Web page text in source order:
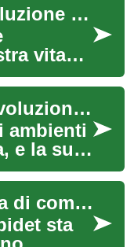
WC e Bidet: Un'Evoluzione nel Comfort del Bagno
vita
degli
i design
Il WC Bidet: Una Rivoluzione nel Comfort del Bagno
ambienti
e la sua
nostra
WC Bidet: nuova era di comfort e igiene
sta